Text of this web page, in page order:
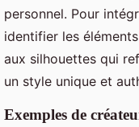
personnel. Pour
identifier les
aux silhouettes qui
un style unique et
Exemples de